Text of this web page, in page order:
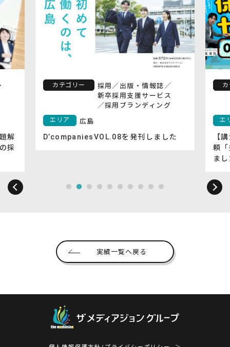
解
採
カテゴリー 採用 ／ 出版・情報誌 ／
新卒採用支援サービス
／採用ブランディング
エリア 広島
D’companiesVOL.08を発刊しました
エ
【
頼
ま
実績一覧へ戻る